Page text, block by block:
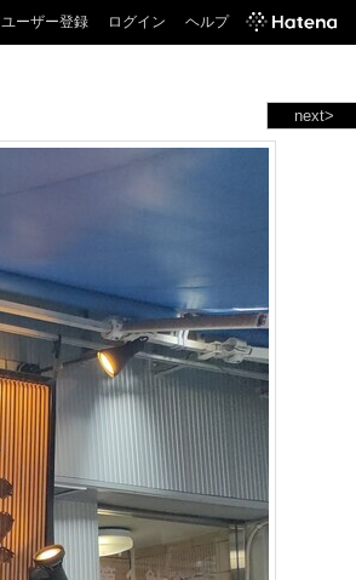
ユーザー登録 ログイン ヘルプ
next>